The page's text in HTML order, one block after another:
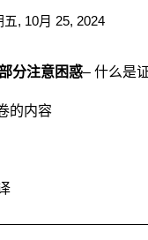
五, 10月 25, 2024
分注意困惑– 什么是
的内容